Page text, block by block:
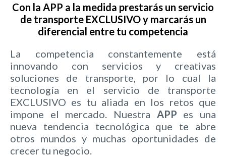
Con la APP a la medida prestarás un servicio
de transporte EXCLUSIVO y marcarás un
diferencial entre tu competencia
La competencia constantemente está
innovando con servicios y creativas
soluciones de transporte, por lo cual la
tecnología en el servicio de transporte
EXCLUSIVO es tu aliada en los retos que
impone el mercado. Nuestra APP es una
nueva tendencia tecnológica que te abre
otros mundos y muchas oportunidades de
crecer tu negocio.